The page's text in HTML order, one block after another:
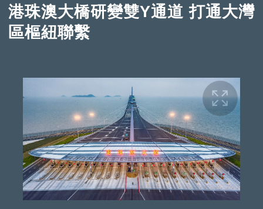
港珠澳大橋研變雙Y通道 打通大灣
區樞紐聯繫